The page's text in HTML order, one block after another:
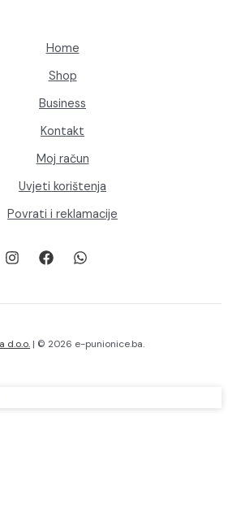
Home
Shop
Business
Kontakt
Moj račun
Uvjeti korištenja
Povrati i reklamacije
d.o.o. | © 2026 e-punionice.ba.